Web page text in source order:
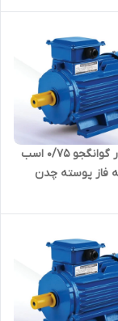
الکتروموتور گوانگجو 0/75 اسب
سه فاز پوسته چدن